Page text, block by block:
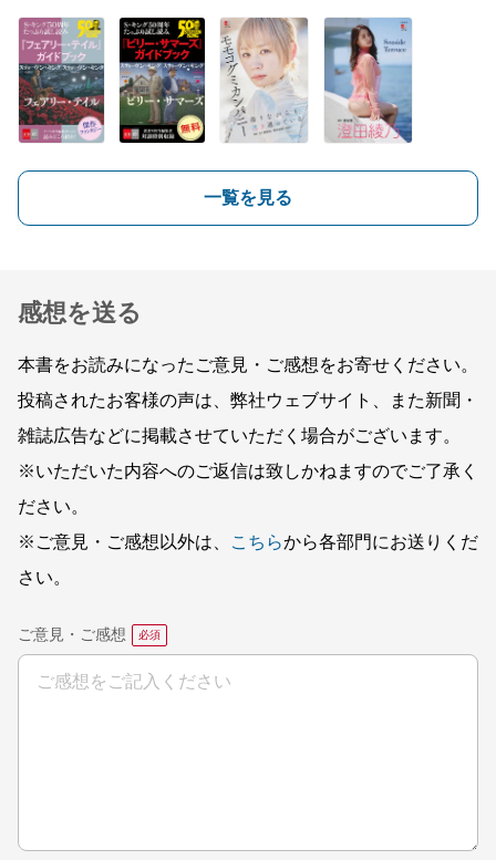
一覧を見る
感想を送る
本書をお読みになったご意見・ご感想をお寄せください。
投稿されたお客様の声は、弊社ウェブサイト、また新聞・
雑誌広告などに掲載させていただく場合がございます。
※いただいた内容へのご返信は致しかねますのでご了承く
ださい。
※ご意見・ご感想以外は、
こちらから各部門にお送りくだ
さい。
ご意見・ご感想